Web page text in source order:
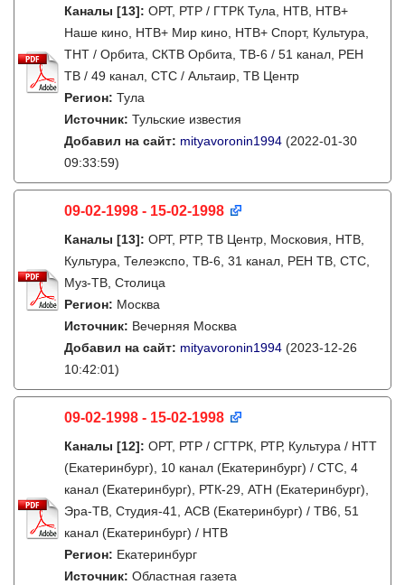
Каналы [13]: ОРТ, РТР / ГТРК Тула, НТВ, НТВ+
Наше кино, НТВ+ Мир кино, НТВ+ Спорт, Культура,
ТНТ / Орбита, СКТВ Орбита, ТВ-6 / 51 канал, РЕН
ТВ / 49 канал, СТС / Альтаир, ТВ Центр
Регион: Тула
Источник: Тульские известия
Добавил на сайт: mityavoronin1994 (2022-01-30
09:33:59)
09-02-1998 - 15-02-1998
Каналы [13]: ОРТ, РТР, ТВ Центр, Московия, НТВ,
Культура, Телеэкспо, ТВ-6, 31 канал, РЕН ТВ, СТС,
Муз-ТВ, Столица
Регион: Москва
Источник: Вечерняя Москва
Добавил на сайт: mityavoronin1994 (2023-12-26
10:42:01)
09-02-1998 - 15-02-1998
Каналы [12]: ОРТ, РТР / СГТРК, РТР, Культура / НТТ
(Екатеринбург), 10 канал (Екатеринбург) / СТС, 4
канал (Екатеринбург), РТК-29, АТН (Екатеринбург),
Эра-ТВ, Студия-41, АСВ (Екатеринбург) / ТВ6, 51
канал (Екатеринбург) / НТВ
Регион: Екатеринбург
Источник: Областная газета